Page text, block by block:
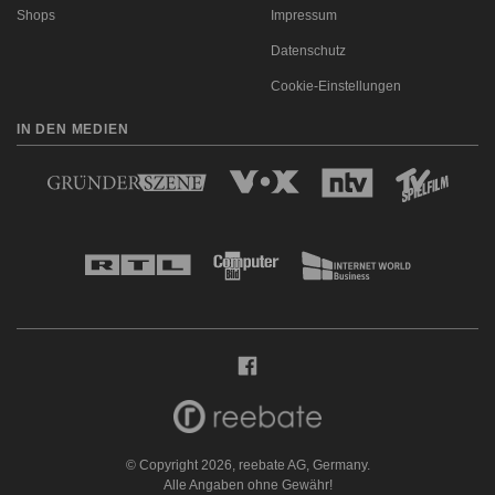
Shops Impressum
Datenschutz
Cookie-Einstellungen
IN DEN MEDIEN
© Copyright 2026, reebate AG, Germany.
Alle Angaben ohne Gewähr!